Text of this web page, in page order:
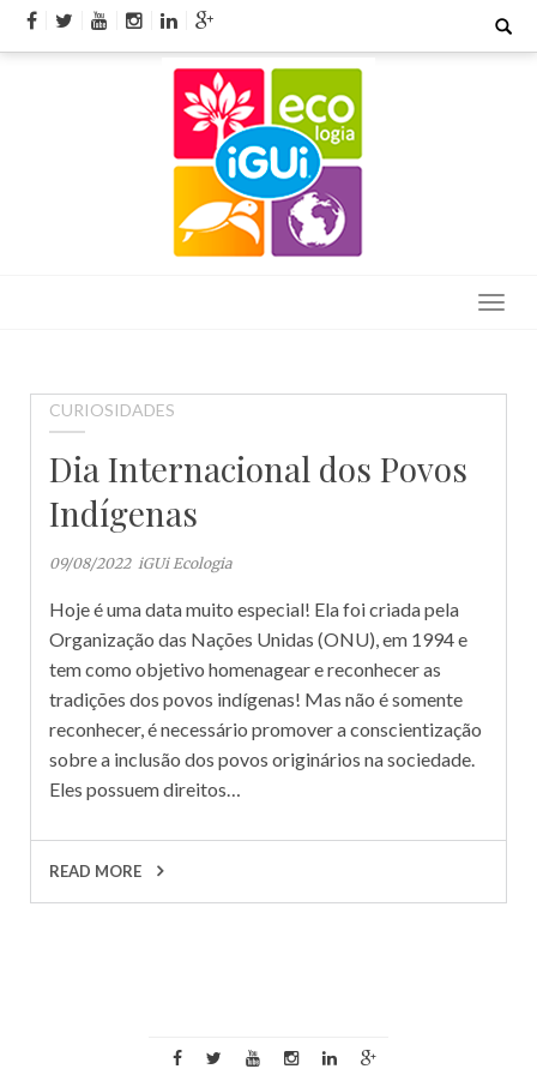
Skip
Search
CURIOSIDADES
Dia Internacional dos Povos
Indígenas
09/08/2022 iGUi Ecologia
Hoje é uma data muito especial! Ela foi criada pela
Organização das Nações Unidas (ONU), em 1994 e
tem como objetivo homenagear e reconhecer as
tradições dos povos indígenas! Mas não é somente
reconhecer, é necessário promover a conscientização
sobre a inclusão dos povos originários na sociedade.
Eles possuem direitos…
READ MORE